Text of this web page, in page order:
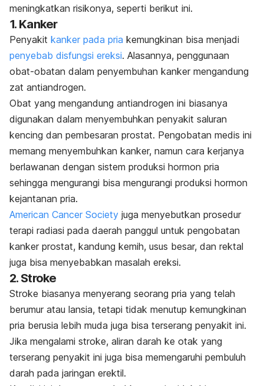
meningkatkan risikonya, seperti berikut ini.
1. Kanker
Penyakit kanker pada pria kemungkinan bisa menjadi
penyebab disfungsi ereksi. Alasannya, penggunaan
obat-obatan dalam penyembuhan kanker mengandung
zat antiandrogen.
Obat yang mengandung antiandrogen ini biasanya
digunakan dalam menyembuhkan penyakit saluran
kencing dan pembesaran prostat. Pengobatan medis ini
memang menyembuhkan kanker, namun cara kerjanya
berlawanan dengan sistem produksi hormon pria
sehingga mengurangi bisa mengurangi produksi hormon
kejantanan pria.
American Cancer Society juga menyebutkan prosedur
terapi radiasi pada daerah panggul untuk pengobatan
kanker prostat, kandung kemih, usus besar, dan rektal
juga bisa menyebabkan masalah ereksi.
2. Stroke
Stroke biasanya menyerang seorang pria yang telah
berumur atau lansia, tetapi tidak menutup kemungkinan
pria berusia lebih muda juga bisa terserang penyakit ini.
Jika mengalami stroke, aliran darah ke otak yang
terserang penyakit ini juga bisa memengaruhi pembuluh
darah pada jaringan erektil.